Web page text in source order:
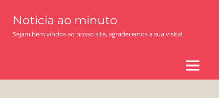
content
Noticia ao minuto
Sejam bem vindos ao nosso site, agradecemos a sua visita!
MENU